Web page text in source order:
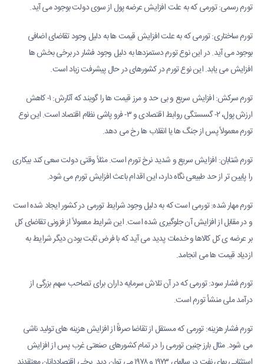
تورم رسمی: تورمی که به علت افزایش عرضه پول از سوی دولت بوجود می آید.
تورم ساختاری: تورمی که به علت افزایش قیمت ها به دلیل وجود تقاضای اضافی
بوجود می آید. در این نوع تورم دستمزدها به دلیل وجود فشار در برخی بخش ها
افزایش می یابد. این نوع تورم در کشورهای در حال پیشرفت زیاد است.
تورم سرکش: افزایش سریع و بی حد و مرز قیمت ها را گویند که آثارش: ۱- کاهش
ارزش پول، ۲- گسستگی روابط اقتصادی و ۳- فرو پاشی نظام اقتصاد است. این نوع
تورم معمولاً پس از جنگ ها یا انقلاب ها رخ می دهد.
تورم شتابان: افزایش سریع و شدید نرخ تورم است. مثلاً وقتی دولت سعی کند بیکاری
را پایین تر از حد طبیعی نگاه دارد، این اقدام باعث افزایش تورم می شود.
تورم مهار شده: تورمی است که به دلیل وجود شرایط تورمی در کشور ایجاد شده است
و در مقابل از افزایش آن جلوگیری شده است. این شرایط معمولاً از فزونی تقاضای کل
بر عرضه ی کل کالاها و خدمات پدید می آید که با فرض ثابت بودن دیگر شرایط به
ازدیاد قیمت ها می انجامد.
تورم فشار سود: تورمی که در آن تلاش سرمایه داران برای تصاحب سهم بزرگی از
درآمد ملی منشأ تورم است.
تورم فشار هزینه: تورمی که مستقل از تقاضا صرفاً از افزایش هزینه های تولید ناشی
می شود. مثال بارز چنین تورمی را در تمام کشورهای صنعتی غرب پس از افزایش